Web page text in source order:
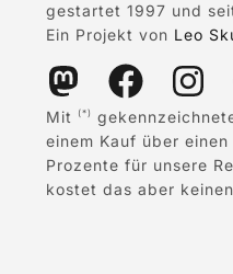
gestartet 1997 und
Ein Projekt von Leo
Mit (*)
einem Kauf über
Prozente für unsere
kostet das aber